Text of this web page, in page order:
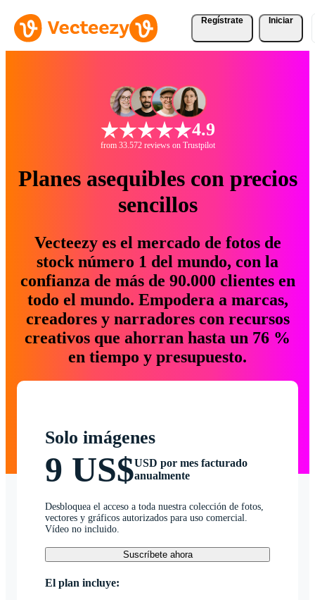
Regístrate Iniciar
4.9
from 33.572 reviews on Trustpilot
Planes asequibles con precios
sencillos
Vecteezy es el mercado de fotos de
stock número 1 del mundo, con la
confianza de más de 90.000 clientes en
todo el mundo. Empodera a marcas,
creadores y narradores con recursos
creativos que ahorran hasta un 76 %
en tiempo y presupuesto.
Solo imágenes
9 US$USD por mes facturado
anualmente
Desbloquea el acceso a toda nuestra colección de fotos,
vectores y gráficos autorizados para uso comercial.
Vídeo no incluido.
Suscríbete ahora
El plan incluye: